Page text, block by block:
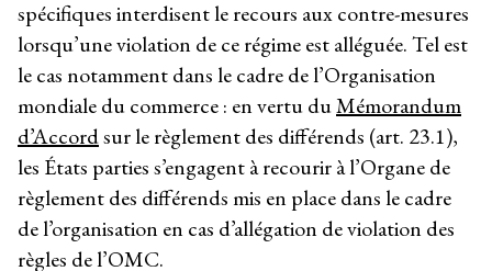
spécifiques interdisent le recours aux contre-mesures
lorsqu’une violation de ce régime est alléguée. Tel est
le cas notamment dans le cadre de l’Organisation
mondiale du commerce : en vertu duMémorandum
d’Accordsur le règlement des différends (art. 23.1),
les États parties s’engagent à recourir à l’Organe de
règlement des différends mis en place dans le cadre
de l’organisation en cas d’allégation de violation des
règles de l’OMC.